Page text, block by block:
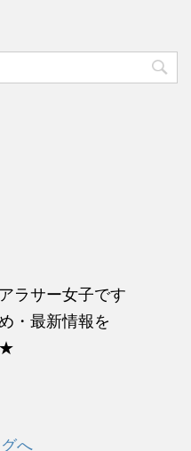
ラサー女子です
・最新情報を
★